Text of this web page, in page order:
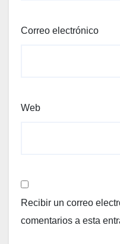
Correo electrónico
Web
Recibir un correo
comentarios a esta